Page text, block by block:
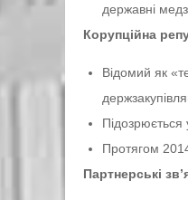
державні
Корупційна
Відомий як
Підозрюється
Протягом
Партнерські